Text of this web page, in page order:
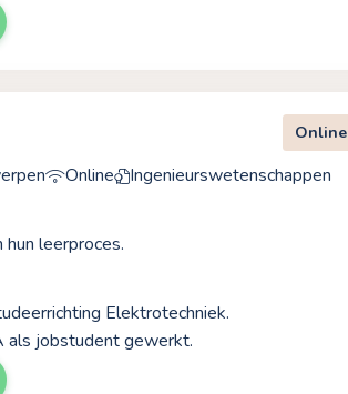
Online
Online Ingenieurswetenschappen
leerproces.
Elektrotechniek.
als jobstudent gewerkt.